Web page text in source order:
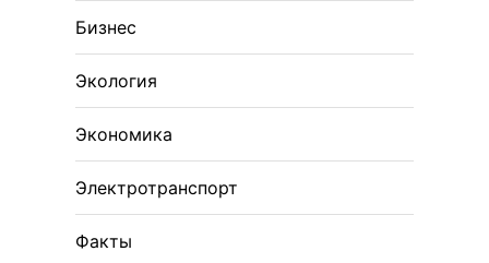
Бизнес
Экология
Экономика
Электротранспорт
Факты